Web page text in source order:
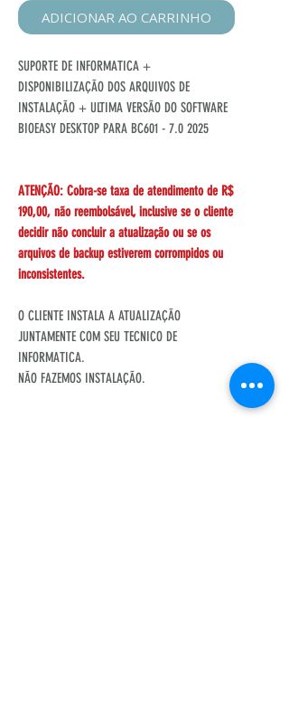
ADICIONAR AO CARRINHO
SUPORTE DE INFORMATICA +
DISPONIBILIZAÇÃO DOS ARQUIVOS DE
INSTALAÇÃO + ULTIMA VERSÃO DO SOFTWARE
BIOEASY DESKTOP PARA BC601 - 7.0 2025
ATENÇÃO: Cobra-se taxa de atendimento de R$
190,00, não reembolsável, inclusive se o cliente
decidir não concluir a atualização ou se os
arquivos de backup estiverem corrompidos ou
inconsistentes.
O CLIENTE INSTALA A ATUALIZAÇÃO
JUNTAMENTE COM SEU TECNICO DE
INFORMATICA.
NÃO FAZEMOS INSTALAÇÃO.